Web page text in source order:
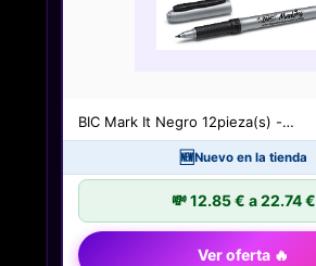
BIC Mark It Negro 12pieza(s) -…
🆕Nuevo en la tienda
💸 12.85 € a 22.74 €
Ver oferta 🔥